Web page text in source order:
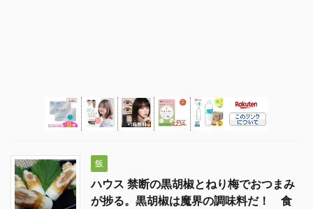
飯
ハウス 禁断の黒胡椒とねり梅でおつまみ
が捗る。黒胡椒は魔界の調味料だ！ 食